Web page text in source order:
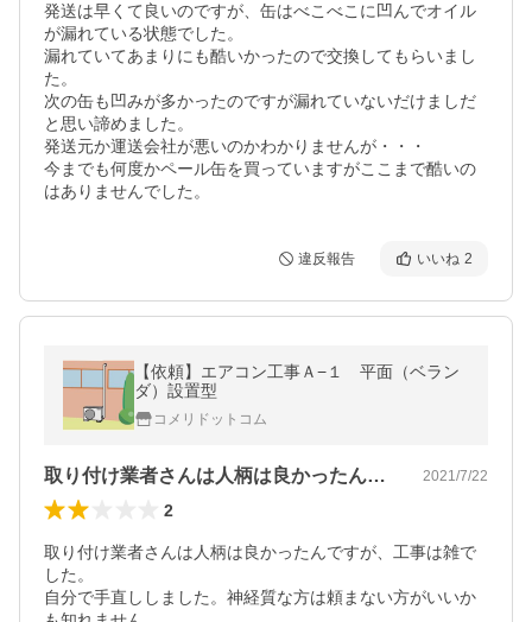
発送は早くて良いのですが、缶はべこべこに凹んでオイル
が漏れている状態でした。
漏れていてあまりにも酷いかったので交換してもらいまし
た。
次の缶も凹みが多かったのですが漏れていないだけましだ
と思い諦めました。
発送元か運送会社が悪いのかわかりませんが・・・
今までも何度かペール缶を買っていますがここまで酷いの
はありませんでした。
違反報告 いいね 2
【依頼】エアコン工事Ａ−１ 平面（ベラン
ダ）設置型
コメリドットコム
取り付け業者さんは人柄は良かったんです… 2021/7/22
2
取り付け業者さんは人柄は良かったんですが、工事は雑で
した。
自分で手直ししました。神経質な方は頼まない方がいいか